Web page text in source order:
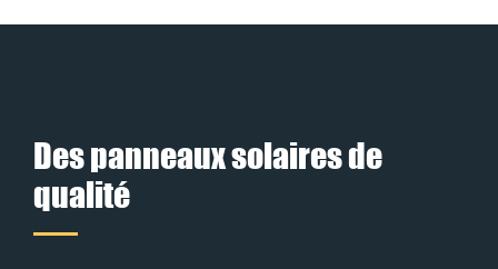
Des panneaux solaires de
qualité